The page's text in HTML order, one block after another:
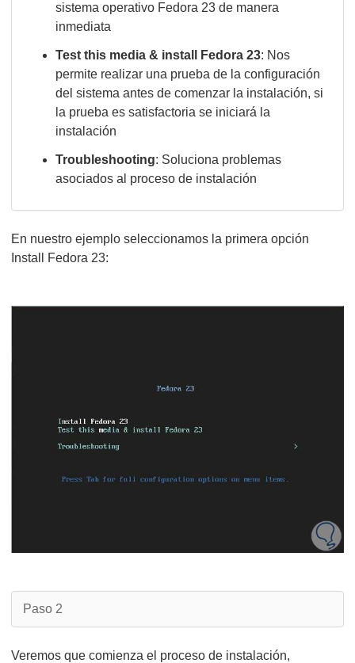
sistema operativo Fedora 23 de manera
inmediata
Test this media & install Fedora 23: Nos
permite realizar una prueba de la configuración
del sistema antes de comenzar la instalación, si
la prueba es satisfactoria se iniciará la
instalación
Troubleshooting: Soluciona problemas
asociados al proceso de instalación
En nuestro ejemplo seleccionamos la primera opción
Install Fedora 23:
Paso 2
Veremos que comienza el proceso de instalación,